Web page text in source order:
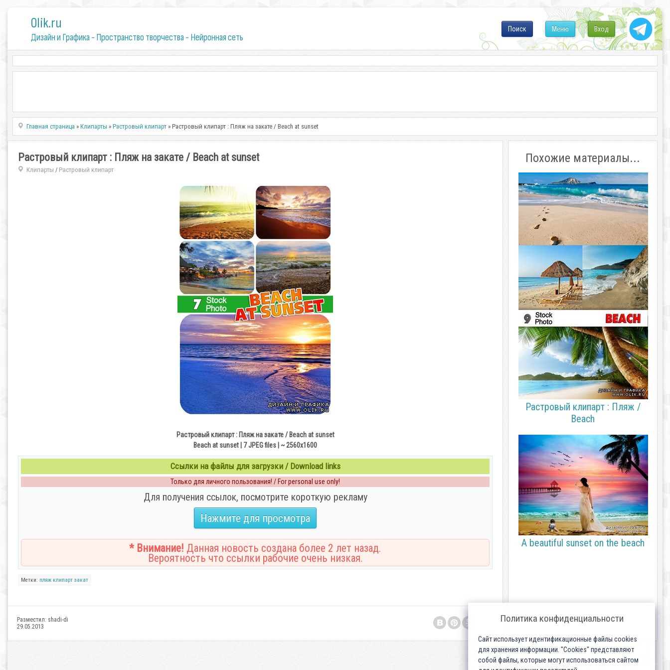
0lik.ru
Дизайн и Графика - Пространство творчества - Нейронная сеть
Вход
Меню
Поиск
Главная страница »Клипарты »Растровый клипарт » Растровый клипарт : Пляж на закате / Beach at sunset
Растровый клипарт : Пляж на закате / Beach at sunset
Клипарты / Растровый клипарт
Растровый клипарт : Пляж на закате / Beach at sunset
Beach at sunset | 7 JPEG files | ~ 2560x1600
Ссылки на файлы для загрузки / Download links
Только для личного пользования! / For personal use only!
Для получения ссылок, посмотрите короткую рекламу
Нажмите для просмотра
* Внимание! Данная новость создана более 2 лет назад.
Вероятность что ссылки рабочие очень низкая.
Метки: пляж клипарт закат
Разместил: shadi-di
29.05.2013
Похожие материалы...
Растровый клипарт : Пляж /
Beach
A beautiful sunset on the beach
Политика конфиденциальности
Сайт использует идентификационные файлы cookies
для хранения информации. "Cookies" представляют
собой файлы, которые могут использоваться сайтом